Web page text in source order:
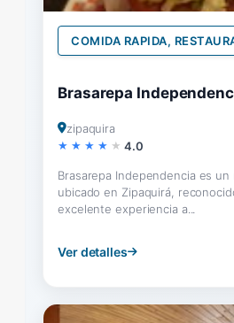
COMIDA RAPIDA,
Brasarepa
zipaquira
4.0
Brasarepa Independencia es
ubicado en Zipaquirá,
excelente experiencia a...
Ver detalles